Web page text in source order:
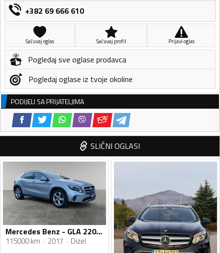
+382 69 666 610
Sačuvaj oglas Sačuvaj profil Prijavi oglas
Pogledaj sve oglase prodavca
Pogledaj oglase iz tvoje okoline
PODIJELI SA PRIJATELJIMA
SLIČNI OGLASI
Mercedes Benz - GLA 220 - 2200
115000 km 2017 Dizel